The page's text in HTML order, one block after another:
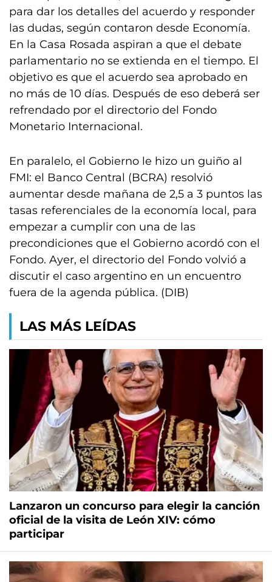
para dar los detalles del acuerdo y responder
las dudas, según contaron desde Economía.
En la Casa Rosada aspiran a que el debate
parlamentario no se extienda en el tiempo. El
objetivo es que el acuerdo sea aprobado en
no más de 10 días. Después de eso deberá ser
refrendado por el directorio del Fondo
Monetario Internacional.
En paralelo, el Gobierno le hizo un guiño al
FMI: el Banco Central (BCRA) resolvió
aumentar desde mañana de 2,5 a 3 puntos las
tasas referenciales de la economía local, para
empezar a cumplir con una de las
precondiciones que el Gobierno acordó con el
Fondo. Ayer, el directorio del Fondo volvió a
discutir el caso argentino en un encuentro
fuera de la agenda pública. (DIB)
LAS MÁS LEÍDAS
Lanzaron un concurso para elegir la canción
oficial de la visita de León XIV: cómo
participar